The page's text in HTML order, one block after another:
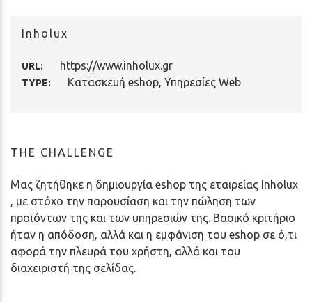
Inholux
URL: https://www.inholux.gr
TYPE: Κατασκευή eshop, Υπηρεσίες Web
THE CHALLENGE
Μας ζητήθηκε η δημιουργία eshop της εταιρείας Inholux
, με στόχο την παρουσίαση και την πώληση των
προϊόντων της και των υπηρεσιών της. Βασικό κριτήριο
ήταν η απόδοση, αλλά και η εμφάνιση του eshop σε ό,τι
αφορά την πλευρά του χρήστη, αλλά και του
διαχειριστή της σελίδας.